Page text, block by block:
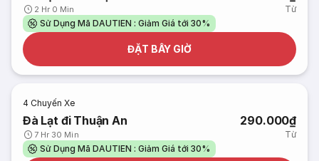
2 Hr 0 Min
Từ
Sử Dụng Mã DAUTIEN : Giảm Giá tới 30%
ĐẶT BÂY GIỜ
4 Chuyến Xe
Đà Lạt đi Thuận An
7 Hr 30 Min
290.000₫
Từ
Sử Dụng Mã DAUTIEN : Giảm Giá tới 30%